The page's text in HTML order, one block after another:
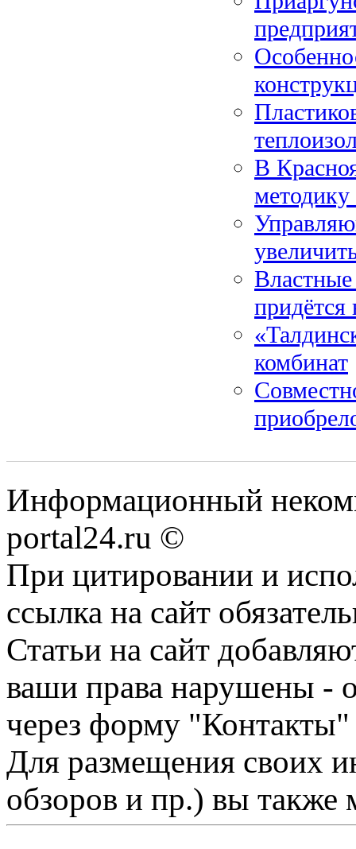
В
придётся
комбинат
Информационный
portal24.ru ©
При цитировании и
ссылка на сайт
Статьи на сайт
ваши права нарушены -
через форму "Контакты"
Для размещения своих
обзоров и пр.) вы также